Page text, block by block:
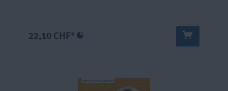
22,10 CHF*